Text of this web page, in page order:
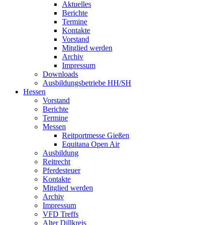
Aktuelles
Berichte
Termine
Kontakte
Vorstand
Mitglied werden
Archiv
Impressum
Downloads
Ausbildungsbetriebe HH/SH
Hessen
Vorstand
Berichte
Termine
Messen
Reitportmesse Gießen
Equitana Open Air
Ausbildung
Reitrecht
Pferdesteuer
Kontakte
Mitglied werden
Archiv
Impressum
VFD Treffs
Alter Dillkreis